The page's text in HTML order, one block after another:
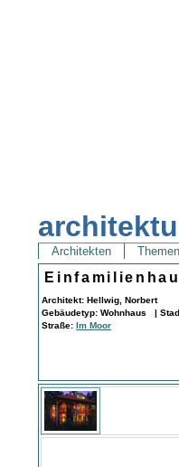
Architekten Themen
Architekt: Hellwig, Norbert
Gebäudetyp: Wohnhaus |
Straße:Im Moor